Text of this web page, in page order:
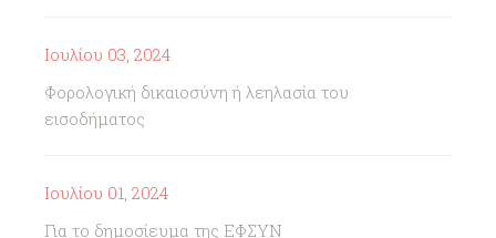
Ιουλίου 03, 2024
Φορολογική δικαιοσύνη ή λεηλασία του
εισοδήματος
Ιουλίου 01, 2024
Για το δημοσίευμα της ΕΦΣΥΝ